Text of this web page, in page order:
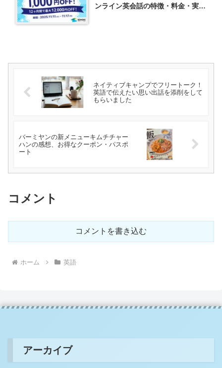
ンライン英会話の特徴・料金・実際
ネイティブキャンプでフリートーク！
英語で伝えたい思い出話を添削をして
もらいました
バーミヤンの新メニューキムチチャー
ハンの感想、お得なクーポン・パスポ
ート
コメント
コメントを書き込む
ホーム 英語
アーカイブ